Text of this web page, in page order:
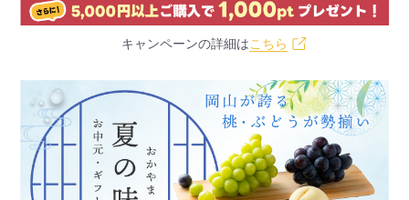
キャンペーンの詳細はこちら